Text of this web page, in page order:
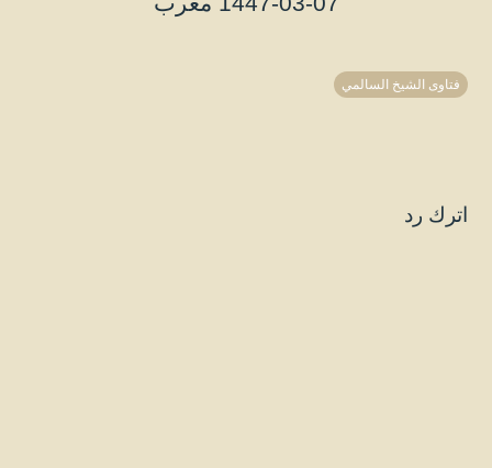
فتاوى الشيخ السالمي
اترك رد